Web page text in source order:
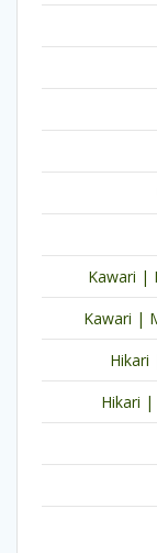
Kawari |
Kawari |
Hikari